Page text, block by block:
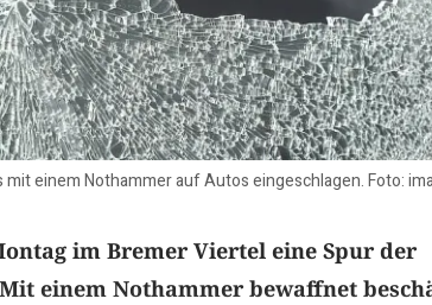
einem Nothammer auf Autos eingeschlagen. Foto:
im Bremer Viertel eine Spur der
einem Nothammer bewaffnet